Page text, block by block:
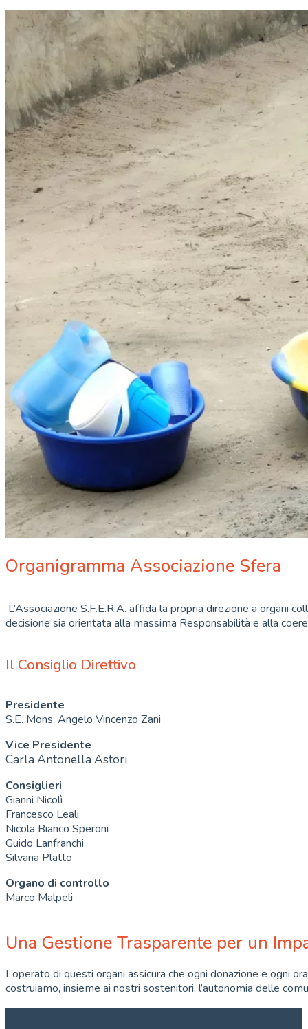
Organigramma Associazione Sfera
L’Associazione S.F.E.R.A. affida la propria direzione a organi
decisione sia orientata alla massima Responsabilità e alla
Il Consiglio Direttivo
Presidente
S.E. Mons. Angelo Vincenzo Zani
Vice Presidente
Carla Antonella Astori
Consiglieri
Gianni Nicolì
Francesco Leali
Nicola Bianco Speroni
Guido Lanfranchi
Silvana Platto
Organo di controllo
Marco Malpeli
Una Gestione Trasparente per un
L’operato di questi organi assicura che ogni donazione e ogni
costruiamo, insieme ai nostri sostenitori, l’autonomia delle